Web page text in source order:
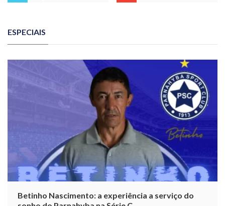
ESPECIAIS
Betinho Nascimento: a experiência a serviço do